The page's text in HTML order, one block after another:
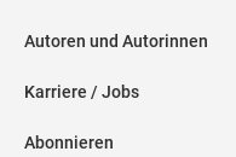
Autoren und Autorinnen
Karriere / Jobs
Abonnieren